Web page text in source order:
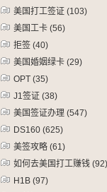
美国打工签证 (103)
美国工卡 (56)
拒签 (40)
美国婚姻绿卡 (29)
OPT (35)
J1签证 (38)
美国签证办理 (547)
DS160 (625)
美签攻略 (61)
如何去美国打工赚钱 (92)
H1B (97)